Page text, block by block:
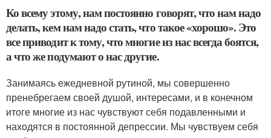
Ко всему этому, нам постоянно говорят, что нам надо
делать, кем нам надо стать, что такое «хорошо». Это
все приводит к тому, что многие из нас всегда боятся,
а что же подумают о нас другие.
Занимаясь ежедневной рутиной, мы совершенно
пренебрегаем своей душой, интересами, и в конечном
итоге многие из нас чувствуют себя подавленными и
находятся в постоянной депрессии. Мы чувствуем себя